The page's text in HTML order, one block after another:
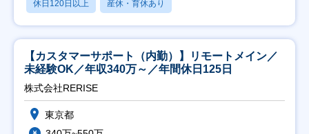
休日120日以上 産休・育休あり
【カスタマーサポート（内勤）】リモートメイン／
未経験OK／年収340万～／年間休日125日
株式会社RERISE
東京都